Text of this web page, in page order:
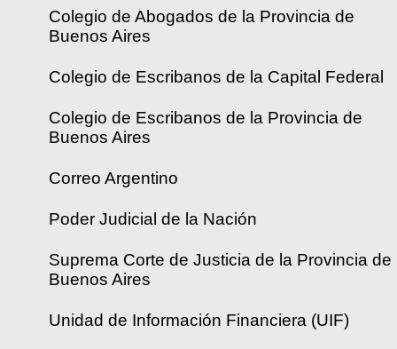
Colegio de Abogados de la Provincia de
Buenos Aires
Colegio de Escribanos de la Capital Federal
Colegio de Escribanos de la Provincia de
Buenos Aires
Correo Argentino
Poder Judicial de la Nación
Suprema Corte de Justicia de la Provincia de
Buenos Aires
Unidad de Información Financiera (UIF)